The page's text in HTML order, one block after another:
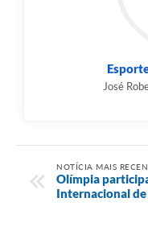
José
NOTÍCIA MAIS
Olímpia
Internacional de